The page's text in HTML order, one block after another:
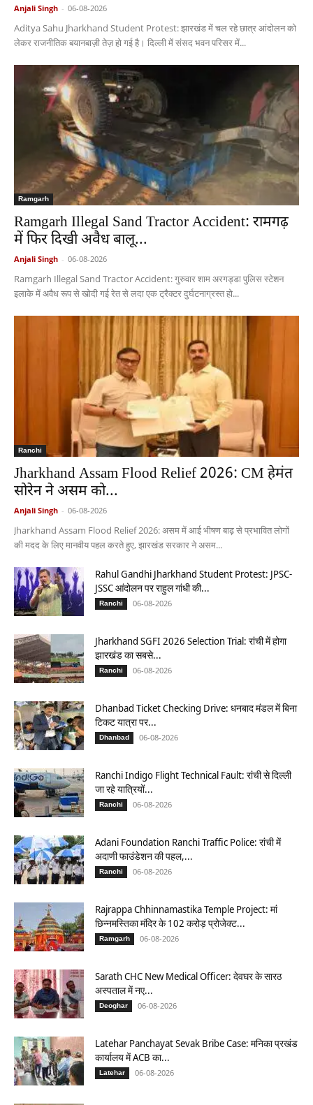
Anjali Singh - 06-08-2026
Aditya Sahu Jharkhand Student Protest: झारखंड में चल रहे छात्र आंदोलन को
लेकर राजनीतिक बयानबाज़ी तेज़ हो गई है। दिल्ली में संसद भवन परिसर में...
Ramgarh
Ramgarh Illegal Sand Tractor Accident: रामगढ़
में फिर दिखी अवैध बालू...
Anjali Singh - 06-08-2026
Ramgarh Illegal Sand Tractor Accident: गुरुवार शाम अरगड्डा पुलिस स्टेशन
इलाके में अवैध रूप से खोदी गई रेत से लदा एक ट्रैक्टर दुर्घटनाग्रस्त हो...
Ranchi
Jharkhand Assam Flood Relief 2026: CM हेमंत
सोरेन ने असम को...
Anjali Singh - 06-08-2026
Jharkhand Assam Flood Relief 2026: असम में आई भीषण बाढ़ से प्रभावित लोगों
की मदद के लिए मानवीय पहल करते हुए, झारखंड सरकार ने असम...
Rahul Gandhi Jharkhand Student Protest: JPSC-
JSSC आंदोलन पर राहुल गांधी की...
Ranchi 06-08-2026
Jharkhand SGFI 2026 Selection Trial: रांची में होगा
झारखंड का सबसे...
Ranchi 06-08-2026
Dhanbad Ticket Checking Drive: धनबाद मंडल में बिना
टिकट यात्रा पर...
Dhanbad 06-08-2026
Ranchi Indigo Flight Technical Fault: रांची से दिल्ली
जा रहे यात्रियों...
Ranchi 06-08-2026
Adani Foundation Ranchi Traffic Police: रांची में
अदाणी फाउंडेशन की पहल,...
Ranchi 06-08-2026
Rajrappa Chhinnamastika Temple Project: मां
छिन्नमस्तिका मंदिर के 102 करोड़ प्रोजेक्ट...
Ramgarh 06-08-2026
Sarath CHC New Medical Officer: देवघर के सारठ
अस्पताल में नए...
Deoghar 06-08-2026
Latehar Panchayat Sevak Bribe Case: मनिका प्रखंड
कार्यालय में ACB का...
Latehar 06-08-2026